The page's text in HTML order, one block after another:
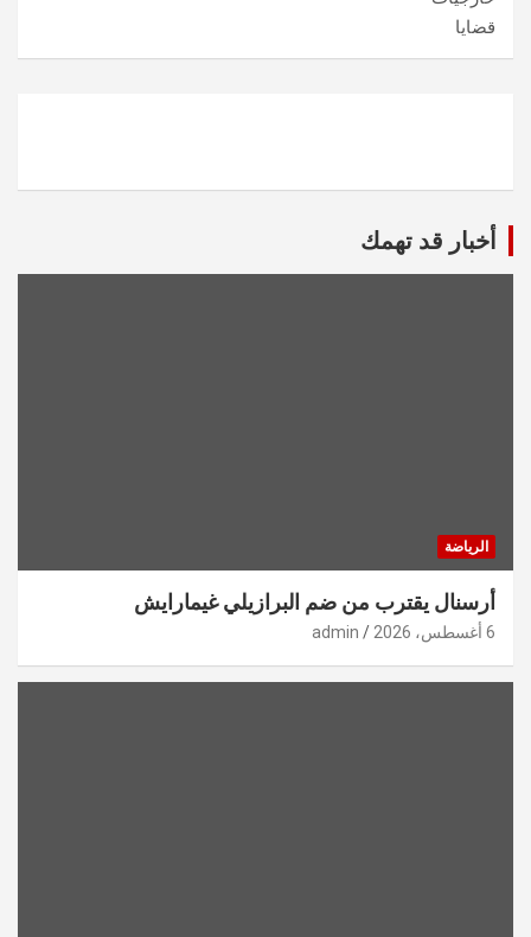
قضايا
أخبار قد تهمك
الرياضة
أرسنال يقترب من ضم البرازيلي غيمارايش
6 أغسطس، 2026 admin